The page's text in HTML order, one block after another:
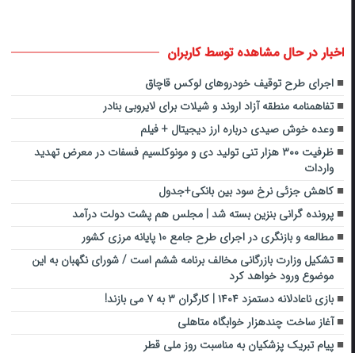
اخبار در حال مشاهده توسط کاربران
اجرای طرح توقیف خودروهای لوکس قاچاق
تفاهمنامه منطقه آزاد اروند و شیلات برای لایروبی بنادر
وعده خوش صیدی درباره ارز دیجیتال + فیلم
ظرفیت ۳۰۰ هزار تنی تولید دی و مونوکلسیم فسفات در معرض تهدید
واردات
کاهش جزئی نرخ سود بین بانکی+جدول
پرونده گرانی بنزین بسته شد | مجلس هم پشت دولت درآمد
مطالعه و بازنگری در اجرای طرح جامع ۱۰ پایانه مرزی کشور
تشکیل وزارت بازرگانی مخالف برنامه ششم است / شورای نگهبان به این
موضوع ورود خواهد کرد
بازی ناعادلانه دستمزد ۱۴۰۴ | کارگران ۳ به ۷ می بازند!
آغاز ساخت چندهزار خوابگاه متاهلی
پیام تبریک پزشکیان به مناسبت روز ملی قطر